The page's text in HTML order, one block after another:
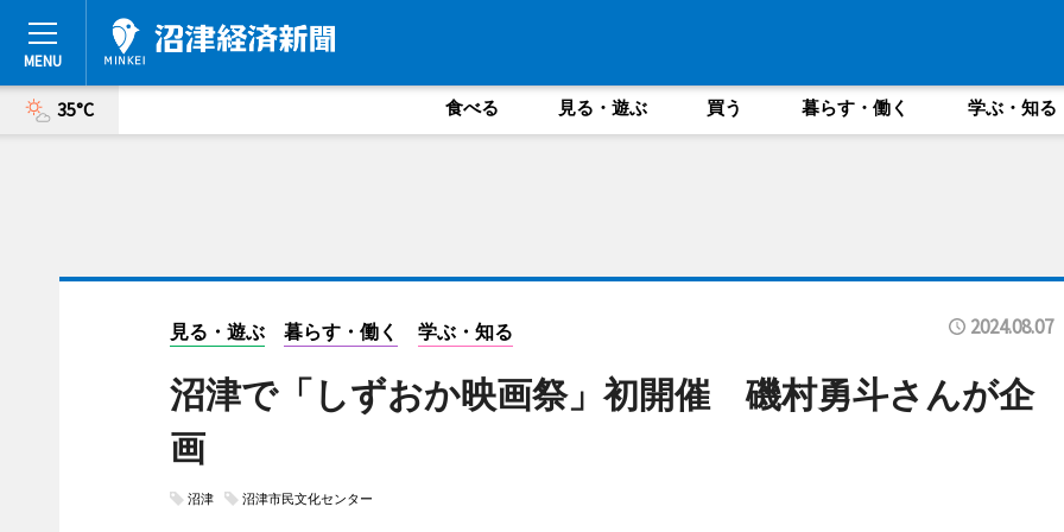
35°C 食べる 見る・遊ぶ 買う 暮らす・働く 学ぶ・知る
見る・遊ぶ 暮らす・働く 学ぶ・知る 2024.08.07
沼津で「しずおか映画祭」初開催 磯村勇斗さんが企
画
沼津 沼津市民文化センター